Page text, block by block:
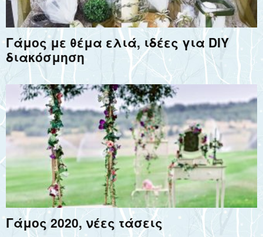
Γάμος με θέμα ελιά, ιδέες για DIY
διακόσμηση
Γάμος 2020, νέες τάσεις